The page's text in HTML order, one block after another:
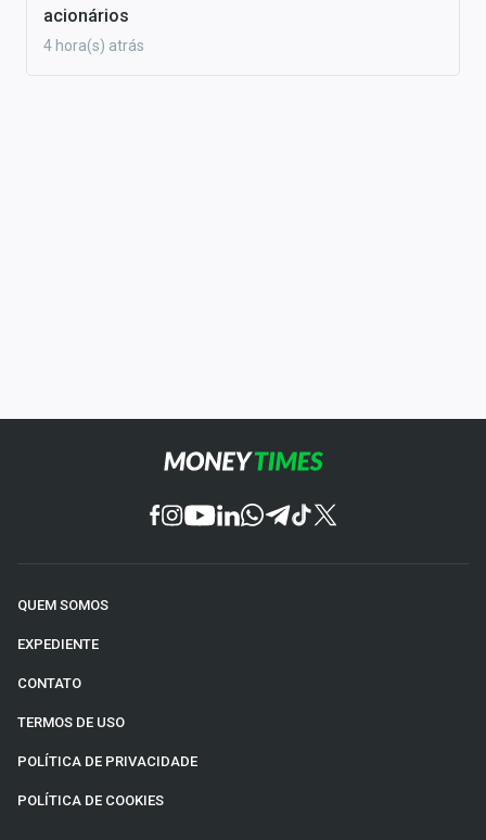
acionários
4 hora(s) atrás
QUEM SOMOS
EXPEDIENTE
CONTATO
TERMOS DE USO
POLÍTICA DE PRIVACIDADE
POLÍTICA DE COOKIES